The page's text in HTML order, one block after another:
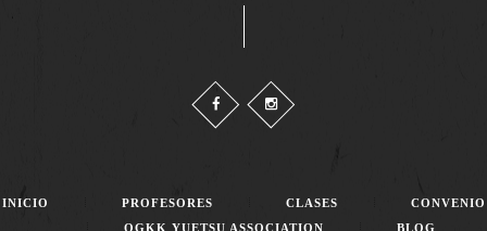
INICIO PROFESORES CLASES
CONVENIO
OGKK YUETSU ASSOCIATION
BLOG